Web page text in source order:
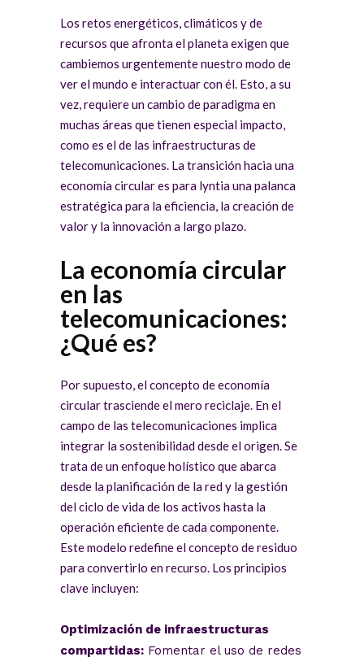
Los retos energéticos, climáticos y de
recursos que afronta el planeta exigen que
cambiemos urgentemente nuestro modo de
ver el mundo e interactuar con él. Esto, a su
vez, requiere un cambio de paradigma en
muchas áreas que tienen especial impacto,
como es el de las infraestructuras de
telecomunicaciones. La transición hacia una
economía circular es para lyntia una palanca
estratégica para la eficiencia, la creación de
valor y la innovación a largo plazo.
La economía circular
en las
telecomunicaciones:
¿Qué es?
Por supuesto, el concepto de economía
circular trasciende el mero reciclaje. En el
campo de las telecomunicaciones implica
integrar la sostenibilidad desde el origen. Se
trata de un enfoque holístico que abarca
desde la planificación de la red y la gestión
del ciclo de vida de los activos hasta la
operación eficiente de cada componente.
Este modelo redefine el concepto de residuo
para convertirlo en recurso. Los principios
clave incluyen:
Optimización de infraestructuras
compartidas: Fomentar el uso de redes